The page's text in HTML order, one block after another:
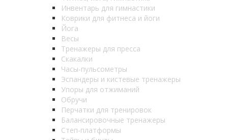
Инвентарь для гимнастики
Коврики для фитнеса и йоги
Йога
Весы
Тренажеры для пресса
Скакалки
Часы-пульсометры
Эспандеры и кистевые тренажеры
Упоры для отжиманий
Обручи
Перчатки для тренировок
Балансировочные тренажеры
Степ-платформы